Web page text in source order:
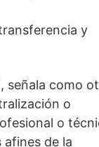
y
señala como
o
o
afines de la